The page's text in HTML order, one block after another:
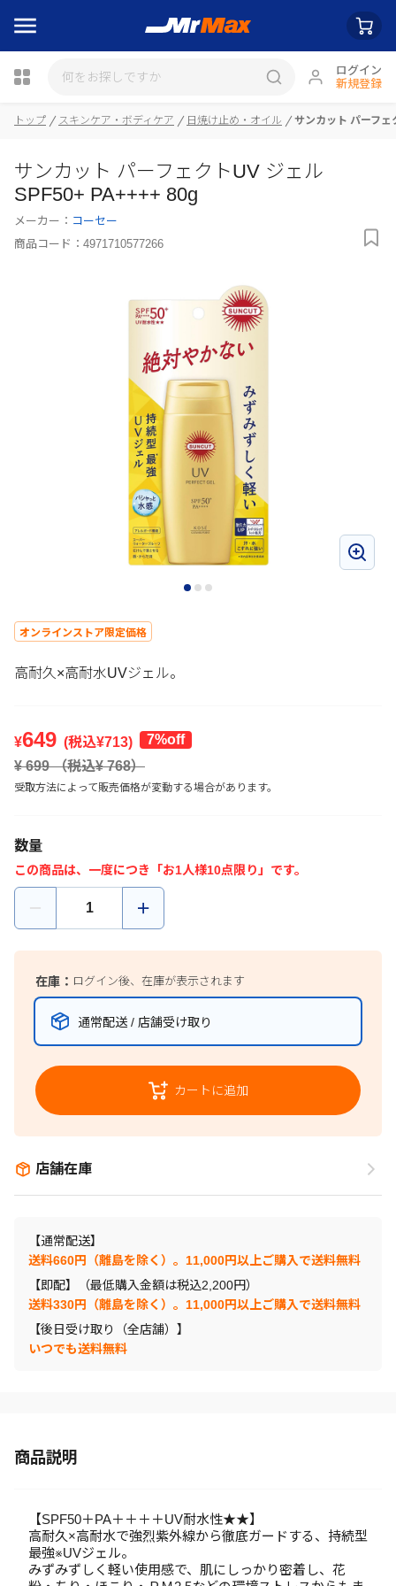
ログイン
新規登録
瓶詰
トップ スキンケア・ボディケア 日焼け止め・オイル サンカット パーフ
サンカット パーフェクトUV ジェル
SPF50+ PA++++ 80g
メーカー： コーセー
商品コード： 4971710577266
オンラインストア限定価格
高耐久×高耐水UVジェル。
¥649 (税込¥713)
7%off
¥ 699（税込¥768）
受取方法によって販売価格が変動する場合があります。
数量
この商品は、一度につき「お1人様10点限り」です。
在庫： ログイン後、在庫が表示されます
通常配送 / 店舗受け取り
カートに追加
店舗在庫
【通常配送】
送料660円（離島を除く）。11,000円以上ご購入で送料無料
【即配】（最低購入金額は税込2,200円）
送料330円（離島を除く）。11,000円以上ご購入で送料無料
【後日受け取り（全店舗）】
いつでも送料無料
商品説明
【SPF50＋PA＋＋＋＋UV耐水性★★】
高耐久×高耐水で強烈紫外線から徹底ガードする、持続型
最強※UVジェル。
みずみずしく軽い使用感で、肌にしっかり密着し、花